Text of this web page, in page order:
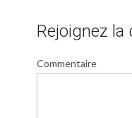
Rejoignez la
Commentaire